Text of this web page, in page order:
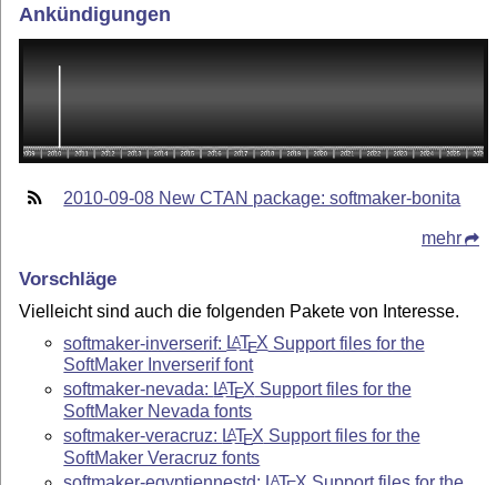
Ankündigungen
2010-09-08 New CTAN package: softmaker-bonita
mehr
Vorschläge
Vielleicht sind auch die folgenden Pakete von Interesse.
softmaker-inverserif: LATEX Support files for the
SoftMaker Inverserif font
softmaker-nevada: LATEX Support files for the
SoftMaker Nevada fonts
softmaker-veracruz: LATEX Support files for the
SoftMaker Veracruz fonts
A